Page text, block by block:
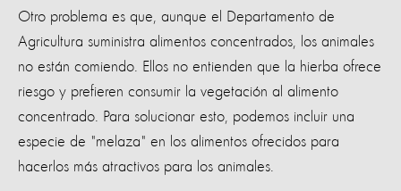
Otro problema es que, aunque el Departamento de
Agricultura suministra alimentos concentrados, los animales
no están comiendo. Ellos no entienden que la hierba ofrece
riesgo y prefieren consumir la vegetación al alimento
concentrado. Para solucionar esto, podemos incluir una
especie de "melaza" en los alimentos ofrecidos para
hacerlos más atractivos para los animales.